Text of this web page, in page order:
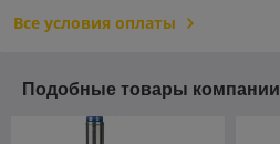
Все условия оплаты
Подобные товары компании